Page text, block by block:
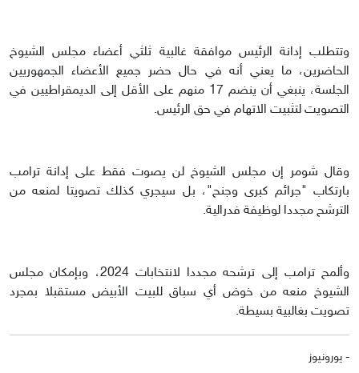
وتتطلب إدانة الرئيس موافقة غالبية ثلثي أعضاء مجلس الشيوخ
الحاضرين، ما يعني أنه في حال حضر جميع الأعضاء الجمهوريين
الجلسة، ينبغي أن ينضم 17 منهم على الأقل إلى الديمقراطيين في
التصويت لتثبيت الاتهام في حق الرئيس.
وقال شومر إن مجلس الشيوخ لن يصوت فقط على إدانة ترامب
بارتكاب "جرائم كبرى وجنح"، بل سيجري كذلك تصويتا لمنعه من
الترشح مجددا لوظيفة فدرالية.
وألمح ترامب إلى ترشحه مجددا لانتخابات 2024، وبإمكان مجلس
الشيوخ منعه من خوض أي سباق للبيت الأبيض مستقبلا بمجرد
تصويت بغالبية بسيطة.
- يورونيوز